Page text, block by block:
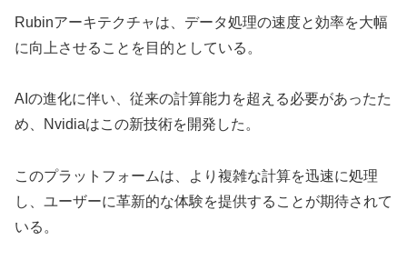
Rubinアーキテクチャは、データ処理の速度と効率を大幅
に向上させることを目的としている。
AIの進化に伴い、従来の計算能力を超える必要があったた
め、Nvidiaはこの新技術を開発した。
このプラットフォームは、より複雑な計算を迅速に処理
し、ユーザーに革新的な体験を提供することが期待されて
いる。